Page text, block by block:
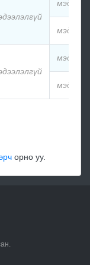
орно уу.